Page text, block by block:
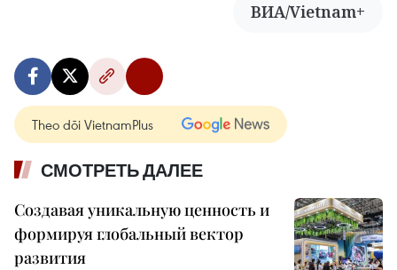
ВИА/Vietnam+
Theo dõi VietnamPlus
СМОТРЕТЬ ДАЛЕЕ
Создавая уникальную ценность и
формируя глобальный вектор
развития